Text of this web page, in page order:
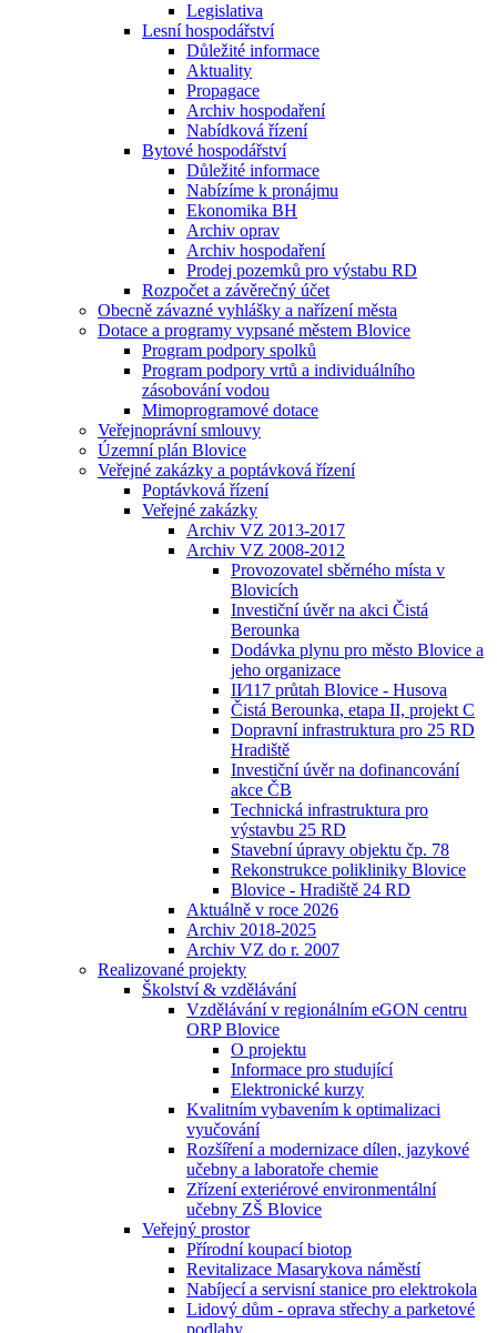
Legislativa
Lesní hospodářství
Důležité informace
Aktuality
Propagace
Archiv hospodaření
Nabídková řízení
Bytové hospodářství
Důležité informace
Nabízíme k pronájmu
Ekonomika BH
Archiv oprav
Archiv hospodaření
Prodej pozemků pro výstabu RD
Rozpočet a závěrečný účet
Obecně závazné vyhlášky a nařízení města
Dotace a programy vypsané městem Blovice
Program podpory spolků
Program podpory vrtů a individuálního
zásobování vodou
Mimoprogramové dotace
Veřejnoprávní smlouvy
Územní plán Blovice
Veřejné zakázky a poptávková řízení
Poptávková řízení
Veřejné zakázky
Archiv VZ 2013-2017
Archiv VZ 2008-2012
Provozovatel sběrného místa v
Blovicích
Investiční úvěr na akci Čistá
Berounka
Dodávka plynu pro město Blovice a
jeho organizace
II⁄117 průtah Blovice - Husova
Čistá Berounka, etapa II, projekt C
Dopravní infrastruktura pro 25 RD
Hradiště
Investiční úvěr na dofinancování
akce ČB
Technická infrastruktura pro
výstavbu 25 RD
Stavební úpravy objektu čp. 78
Rekonstrukce polikliniky Blovice
Blovice - Hradiště 24 RD
Aktuálně v roce 2026
Archiv 2018-2025
Archiv VZ do r. 2007
Realizované projekty
Školství & vzdělávání
Vzdělávání v regionálním eGON centru
ORP Blovice
O projektu
Informace pro studující
Elektronické kurzy
Kvalitním vybavením k optimalizaci
vyučování
Rozšíření a modernizace dílen, jazykové
učebny a laboratoře chemie
Zřízení exteriérové environmentální
učebny ZŠ Blovice
Veřejný prostor
Přírodní koupací biotop
Revitalizace Masarykova náměstí
Nabíjecí a servisní stanice pro elektrokola
Lidový dům - oprava střechy a parketové
podlahy